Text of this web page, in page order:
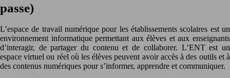
passe)
L’espace de travail numérique pour les établissements scolaires est un
environnement informatique permettant aux élèves et aux enseignants
d’interagir, de partager du contenu et de collaborer. L’ENT est un
espace virtuel ou réel où les élèves peuvent avoir accès à des outils et à
des contenus numériques pour s’informer, apprendre et communiquer.